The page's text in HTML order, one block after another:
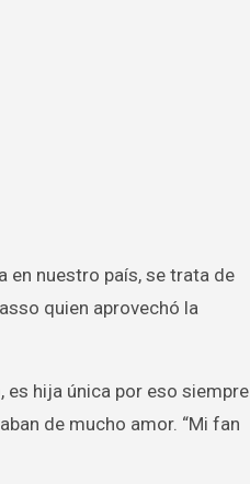
quien aprovechó la
es hija única por eso siempre
de mucho amor. “Mi fan